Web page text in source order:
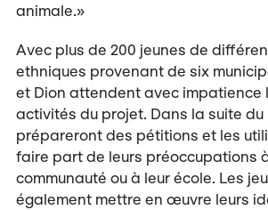
animale.»
Avec plus de 200 jeunes de
ethniques provenant de six
et Dion attendent avec impatience
activités du projet. Dans la suite du
prépareront des pétitions et les
faire part de leurs préoccupations
communauté ou à leur école. Les
également mettre en œuvre leurs